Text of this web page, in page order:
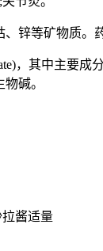
等矿物质。
其中主要成分
碱。
酱适量